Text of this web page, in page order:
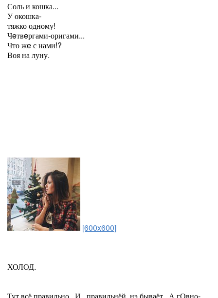
Соль и кошка...
У окошка-
тяжко одному!
Чeтвeргами-оригами...
Что жe с нами!?
Воя на луну.
[600x600]
ХОЛОД.